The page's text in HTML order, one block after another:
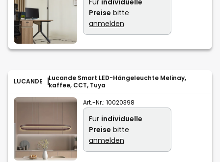
Preise bitte
anmelden
LUCANDE
Lucande Smart LED-Hängeleuchte Melinay,
kaffee, CCT, Tuya
Art.-Nr.: 10020398
Für individuelle
Preise bitte
anmelden